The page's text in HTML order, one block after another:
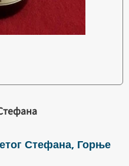
Стефана, Горње